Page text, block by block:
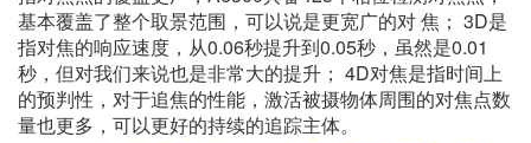
基本覆盖了整个取景范围，可以说是更宽广的对 焦； 3D是
指对焦的响应速度，从0.06秒提升到0.05秒，虽然是0.01
秒，但对我们来说也是非常大的提升； 4D对焦是指时间上
的预判性，对于追焦的性能，激活被摄物体周围的对焦点数
量也更多，可以更好的持续的追踪主体。